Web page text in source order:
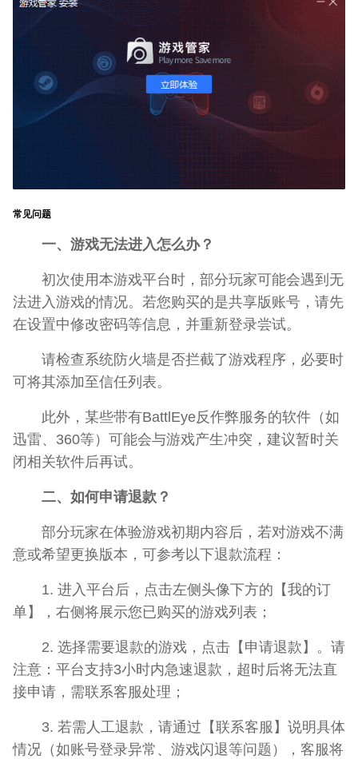
常见问题
一、游戏无法进入怎么办？
初次使用本游戏平台时，部分玩家可能会遇到无
法进入游戏的情况。若您购买的是共享版账号，请先
在设置中修改密码等信息，并重新登录尝试。
请检查系统防火墙是否拦截了游戏程序，必要时
可将其添加至信任列表。
此外，某些带有BattlEye反作弊服务的软件（如
迅雷、360等）可能会与游戏产生冲突，建议暂时关
闭相关软件后再试。
二、如何申请退款？
部分玩家在体验游戏初期内容后，若对游戏不满
意或希望更换版本，可参考以下退款流程：
1. 进入平台后，点击左侧头像下方的【我的订
单】，右侧将展示您已购买的游戏列表；
2. 选择需要退款的游戏，点击【申请退款】。请
注意：平台支持3小时内急速退款，超时后将无法直
接申请，需联系客服处理；
3. 若需人工退款，请通过【联系客服】说明具体
情况（如账号登录异常、游戏闪退等问题），客服将